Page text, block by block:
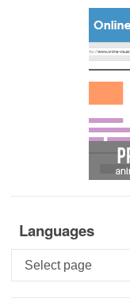
Languages
Languages